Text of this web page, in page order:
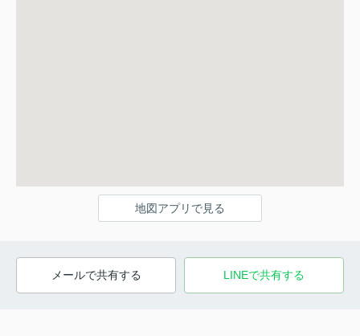
地図アプリで見る
メールで共有する LINEで共有する